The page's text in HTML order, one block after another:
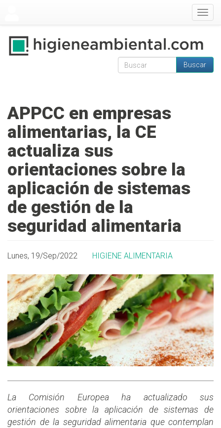
Formulario de
Buscar
APPCC en empresas
alimentarias, la CE
actualiza sus
orientaciones sobre la
aplicación de sistemas
de gestión de la
seguridad alimentaria
Lunes, 19/Sep/2022 HIGIENE ALIMENTARIA
La Comisión Europea ha actualizado sus
orientaciones sobre la aplicación de sistemas de
gestión de la seguridad alimentaria que contemplan